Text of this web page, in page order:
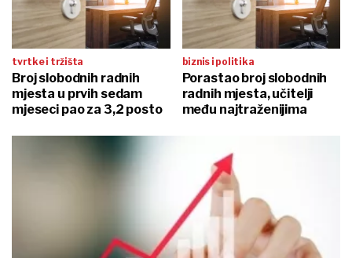
tvrtke i tržišta
Broj slobodnih radnih
mjesta u prvih sedam
mjeseci pao za 3,2 posto
biznis i politika
Porastao broj slobodnih
radnih mjesta, učitelji
među najtraženijima